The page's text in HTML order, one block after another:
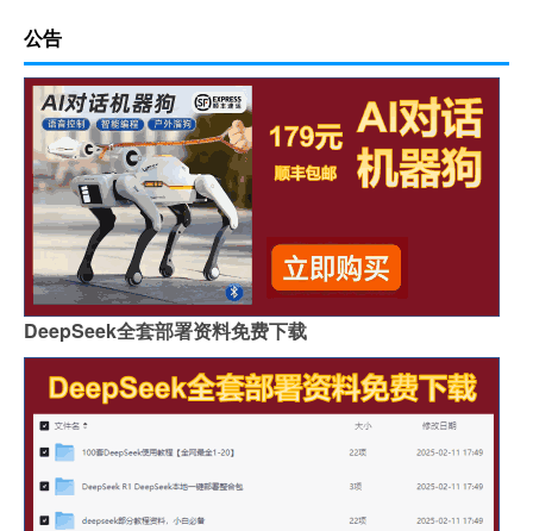
公告
DeepSeek全套部署资料免费下载